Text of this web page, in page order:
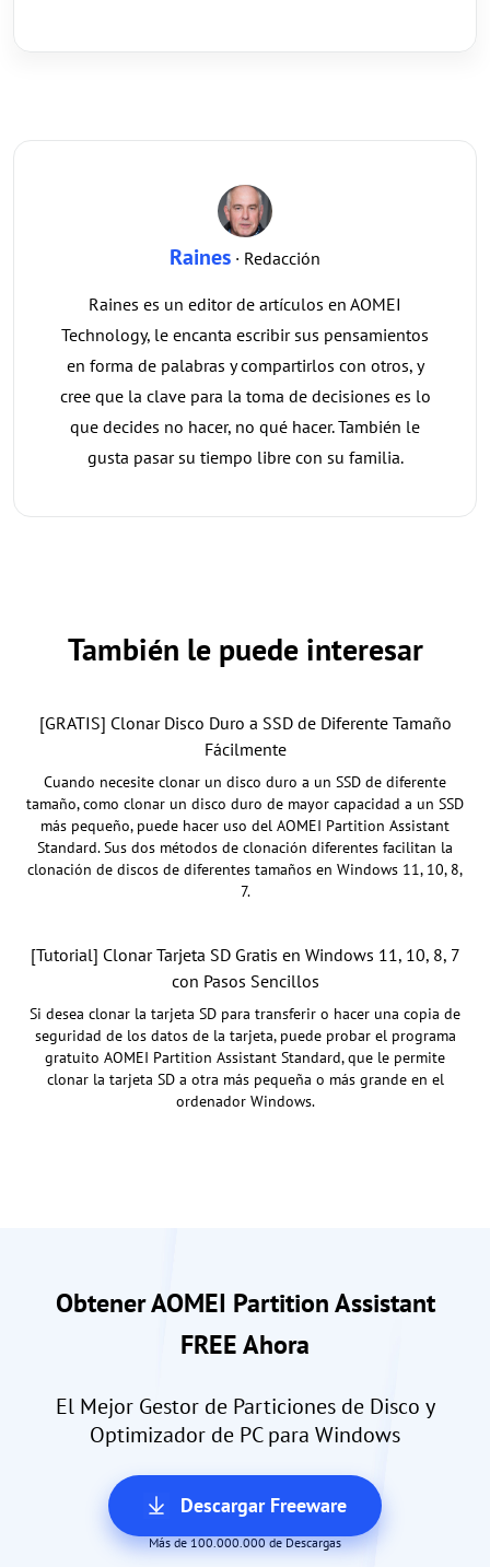
Raines · Redacción
Raines es un editor de artículos en AOMEI
Technology, le encanta escribir sus pensamientos
en forma de palabras y compartirlos con otros, y
cree que la clave para la toma de decisiones es lo
que decides no hacer, no qué hacer. También le
gusta pasar su tiempo libre con su familia.
También le puede interesar
[GRATIS] Clonar Disco Duro a SSD de Diferente Tamaño
Fácilmente
Cuando necesite clonar un disco duro a un SSD de diferente
tamaño, como clonar un disco duro de mayor capacidad a un SSD
más pequeño, puede hacer uso del AOMEI Partition Assistant
Standard. Sus dos métodos de clonación diferentes facilitan la
clonación de discos de diferentes tamaños en Windows 11, 10, 8,
7.
[Tutorial] Clonar Tarjeta SD Gratis en Windows 11, 10, 8, 7
con Pasos Sencillos
Si desea clonar la tarjeta SD para transferir o hacer una copia de
seguridad de los datos de la tarjeta, puede probar el programa
gratuito AOMEI Partition Assistant Standard, que le permite
clonar la tarjeta SD a otra más pequeña o más grande en el
ordenador Windows.
Obtener AOMEI Partition Assistant
FREE Ahora
El Mejor Gestor de Particiones de Disco y
Optimizador de PC para Windows
Descargar Freeware
Más de 100.000.000 de Descargas